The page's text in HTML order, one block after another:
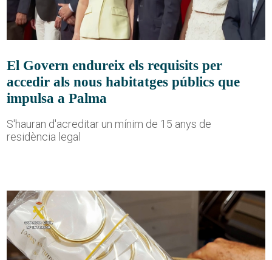
El Govern endureix els requisits per
accedir als nous habitatges públics que
impulsa a Palma
S'hauran d'acreditar un mínim de 15 anys de
residència legal